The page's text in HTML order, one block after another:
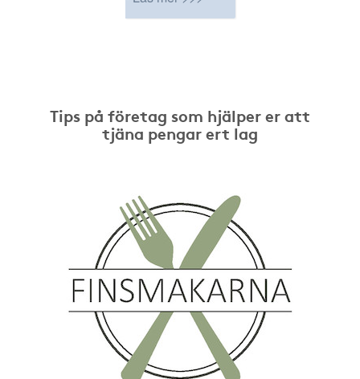
Tips på företag som hjälper er att
tjäna pengar ert lag